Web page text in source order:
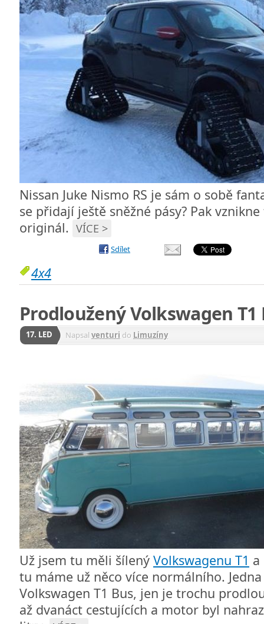
Nissan Juke Nismo RS je sám o sobě
se přidají ještě sněžné pásy? Pak
originál. VÍCE >
Sdílet
4x4
Prodloužený Volkswagen T1
17. LED Napsal venturi do Limuzíny
Už jsem tu měli šílený Volkswagenu T1
tu máme už něco více normálního.
Volkswagen T1 Bus, jen je trochu
až dvanáct cestujících a motor byl